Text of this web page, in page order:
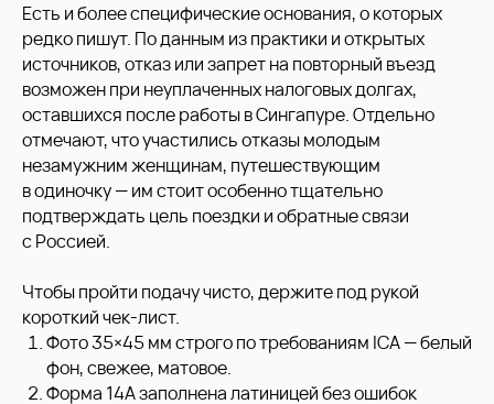
Есть и более специфические основания, о которых
редко пишут. По данным из практики и открытых
источников, отказ или запрет на повторный въезд
возможен при неуплаченных налоговых долгах,
оставшихся после работы в Сингапуре. Отдельно
отмечают, что участились отказы молодым
незамужним женщинам, путешествующим
в одиночку — им стоит особенно тщательно
подтверждать цель поездки и обратные связи
с Россией.
Чтобы пройти подачу чисто, держите под рукой
короткий чек-лист.
Фото 35×45 мм строго по требованиям ICA — белый
фон, свежее, матовое.
Форма 14A заполнена латиницей без ошибок
ОСТАВЬТЕ ЗАЯВКУ
НА ОФОРМЛЕНИЕ ВИЗЫ
Ответьте на несколько вопросов и наш менеджер
свяжется с вами в ближайшее время
или свяжитесь с нами в Телеграм
Написать в Телеграм